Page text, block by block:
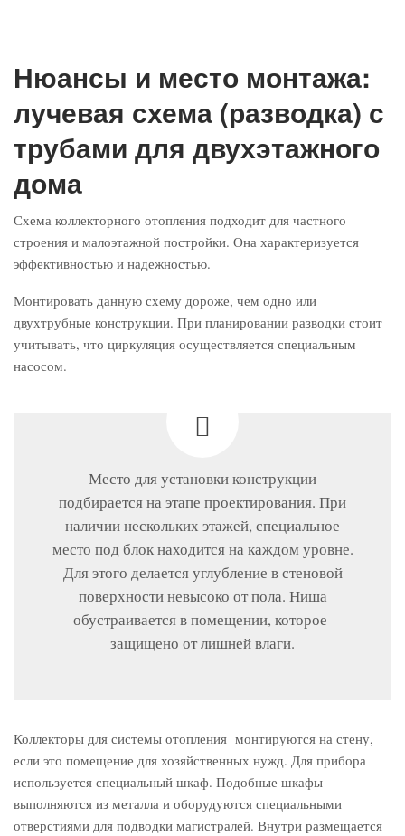
Нюансы и место монтажа:
лучевая схема (разводка) с
трубами для двухэтажного
дома
Схема коллекторного отопления подходит для частного
строения и малоэтажной постройки. Она характеризуется
эффективностью и надежностью.
Монтировать данную схему дороже, чем одно или
двухтрубные конструкции. При планировании разводки стоит
учитывать, что циркуляция осуществляется специальным
насосом.
Место для установки конструкции
подбирается на этапе проектирования. При
наличии нескольких этажей, специальное
место под блок находится на каждом уровне.
Для этого делается углубление в стеновой
поверхности невысоко от пола. Ниша
обустраивается в помещении, которое
защищено от лишней влаги.
Коллекторы для системы отопления монтируются на стену,
если это помещение для хозяйственных нужд. Для прибора
используется специальный шкаф. Подобные шкафы
выполняются из металла и оборудуются специальными
отверстиями для подводки магистралей. Внутри размещается